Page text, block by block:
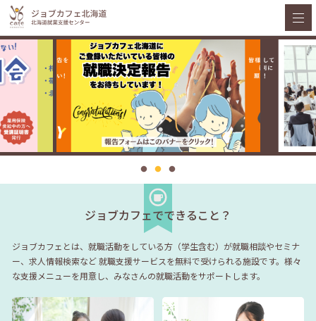
ジョブカフェでできること？
ジョブカフェとは、就職活動をしている方（学生含む）が就職相談やセミナ
ー、求人情報検索など就職支援サービスを無料で受けられる施設です。様々
な支援メニューを用意し、みなさんの就職活動をサポートします。